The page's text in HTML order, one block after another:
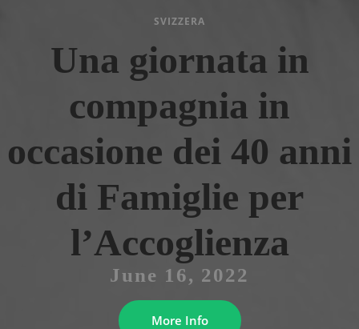
SVIZZERA
Una giornata in
compagnia in
occasione dei 40 anni
di Famiglie per
l’Accoglienza
June 16, 2022
More Info